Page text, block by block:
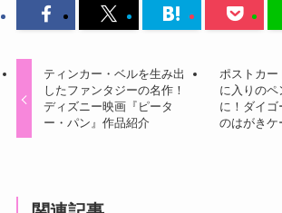
ティンカー・ベルを生み出
したファンタジーの名作！
ディズニー映画『ピータ
ー・パン』作品紹介
ポストカー
に入りのペ
に！ダイゴ
のはがきケ